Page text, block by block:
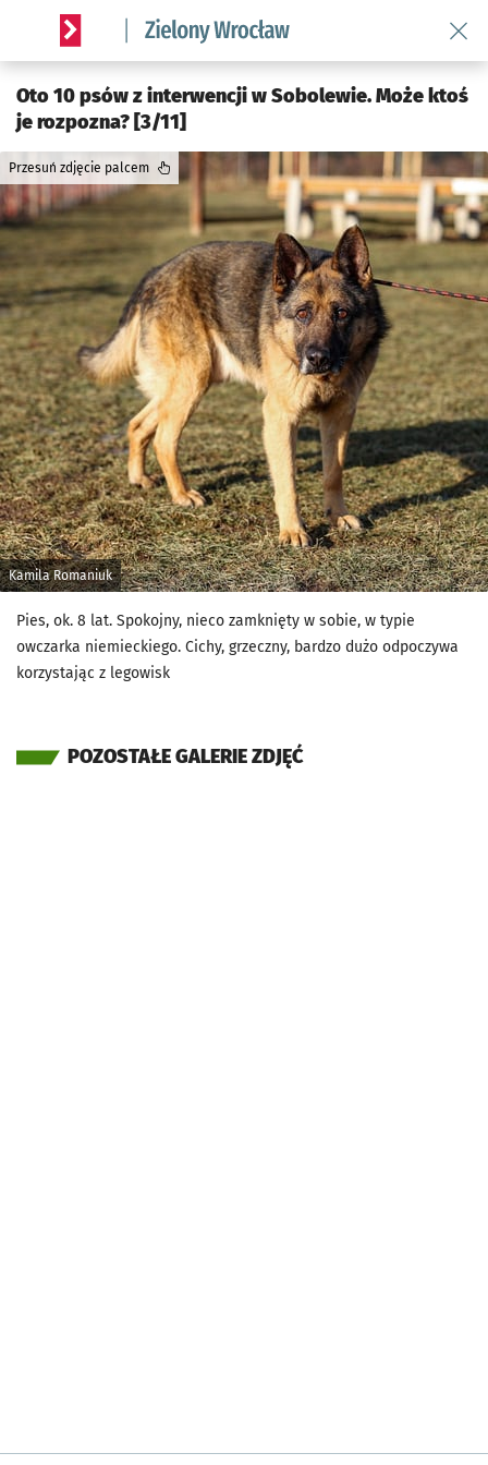
Serwis informacyjny wroclaw.pl podserwis: Środowisko we
Oto 10 psów z interwencji w Sobolewie. Może ktoś
je rozpozna? [3/11]
Kamila Romaniuk
Przesuń zdjęcie palcem
Pies, ok. 8 lat. Spokojny, nieco zamknięty w sobie, w typie
owczarka niemieckiego. Cichy, grzeczny, bardzo dużo odpoczywa
korzystając z legowisk
POZOSTAŁE GALERIE ZDJĘĆ